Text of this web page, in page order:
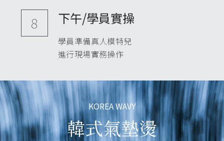
8 下午/學員實操
學員準備真人模特兒
進行現場實務操作
KOREA WAVY
韓式氣墊燙